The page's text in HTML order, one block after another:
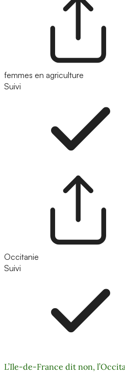
femmes en agriculture
Suivi
Occitanie
Suivi
L’Ile-de-France dit non,